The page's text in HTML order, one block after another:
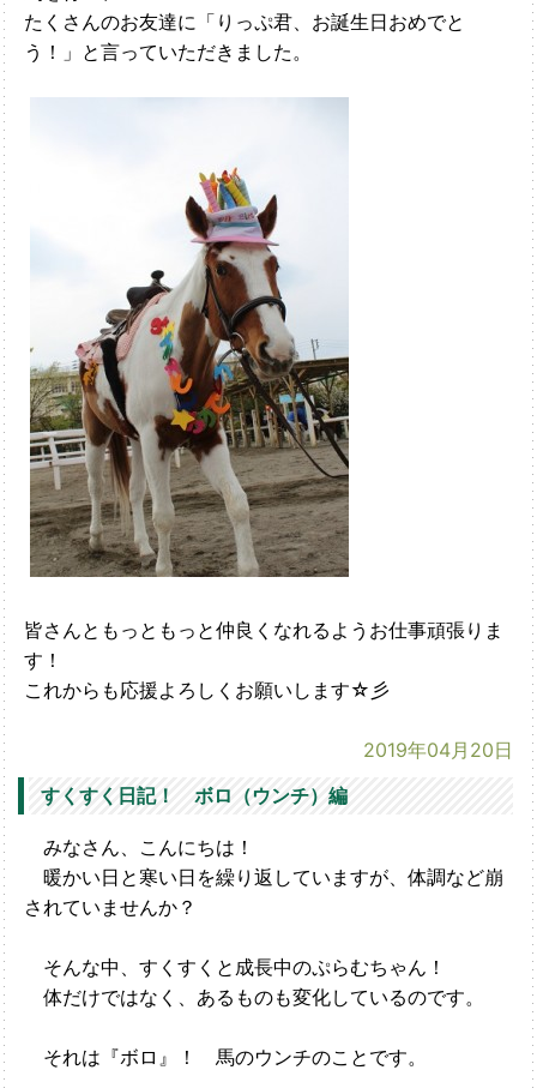
たくさんのお友達に「りっぷ君、お誕生日おめでと
う！」と言っていただきました。
皆さんともっともっと仲良くなれるようお仕事頑張りま
す！
これからも応援よろしくお願いします☆彡
2019年04月20日
すくすく日記！ ボロ（ウンチ）編
みなさん、こんにちは！
暖かい日と寒い日を繰り返していますが、体調など崩
されていませんか？
そんな中、すくすくと成長中のぷらむちゃん！
体だけではなく、あるものも変化しているのです。
それは『ボロ』！ 馬のウンチのことです。